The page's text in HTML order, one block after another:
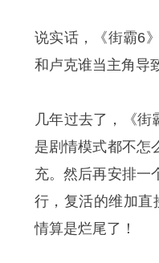
说实话，《街霸6
和卢克谁当主角导
几年过去了，《街
是剧情模式都不怎
充。然后再安排一
行，复活的维加直
情算是烂尾了！